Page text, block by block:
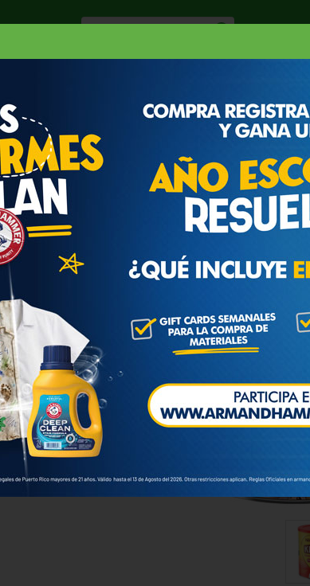
Lácteos
Hogar, Salud y
Deli y Bakery